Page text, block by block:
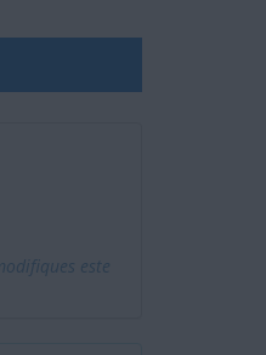
este